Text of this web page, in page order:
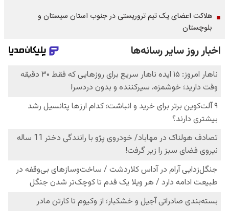
هلاکت اعضای یک تیم تروریستی در جنوب استان سیستان و
بلوچستان